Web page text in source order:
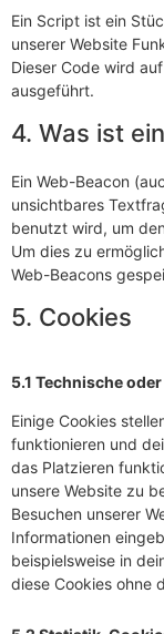
Ein Script ist ein
unserer Website
Dieser Code wird
ausgeführt.
4. Was ist
Ein Web-Beacon
unsichtbares
benutzt wird, um
Um dies zu
Web-Beacons
5. Cookies
5.1 Technische
Einige Cookies
funktionieren und
das Platzieren
unsere Website zu
Besuchen unserer
Informationen
beispielsweise in
diese Cookies ohne